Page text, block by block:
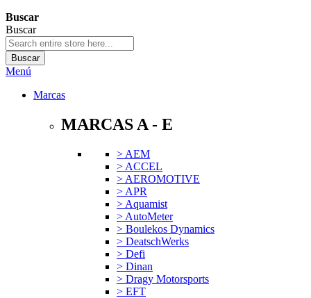
Buscar
Buscar
Buscar
Menú
Marcas
MARCAS A - E
> AEM
> ACCEL
> AEROMOTIVE
> APR
> Aquamist
> AutoMeter
> Boulekos Dynamics
> DeatschWerks
> Defi
> Dinan
> Dragy Motorsports
> EFT